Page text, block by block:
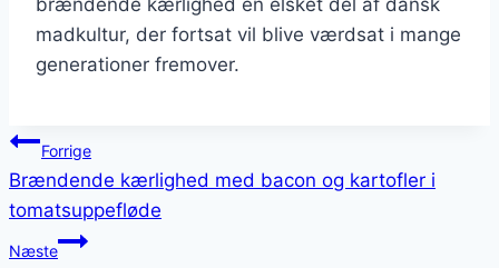
brændende kærlighed en elsket del af dansk
madkultur, der fortsat vil blive værdsat i mange
generationer fremover.
Indlægsnavigation
Forrige
Brændende kærlighed med bacon og kartofler i
tomatsuppefløde
Næste